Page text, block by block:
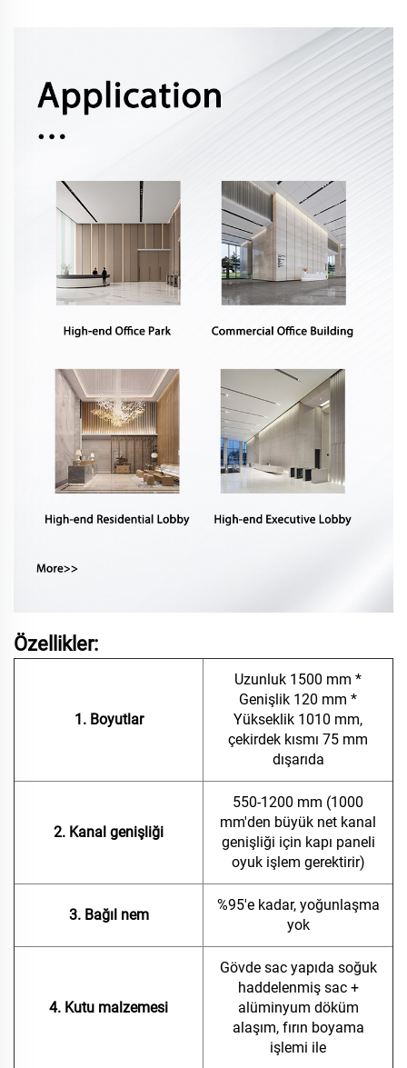
Özellikler:
1. Boyutlar
Uzunluk 1500 mm *
Genişlik 120 mm *
Yükseklik 1010 mm,
çekirdek kısmı 75 mm
dışarıda
2. Kanal genişliği
550-1200 mm (1000
mm'den büyük net kanal
genişliği için kapı paneli
oyuk işlem gerektirir)
3. Bağıl nem
%95'e kadar, yoğunlaşma
yok
4. Kutu malzemesi
Gövde sac yapıda soğuk
haddelenmiş sac +
alüminyum döküm
alaşım, fırın boyama
işlemi ile